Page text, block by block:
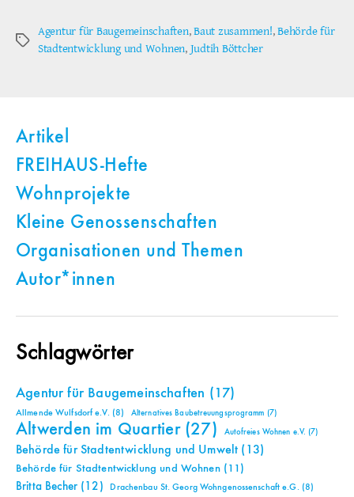
Schlagwörter
Agentur für Baugemeinschaften,Baut zusammen!,Behörde für
Stadtentwicklung und Wohnen, Judtih Böttcher
Artikel
FREIHAUS-Hefte
Wohnprojekte
Kleine Genossenschaften
Organisationen und Themen
Autor*innen
Schlagwörter
Agentur für Baugemeinschaften (17)
Allmende Wulfsdorf e.V. (8) Alternatives Baubetreuungsprogramm (7)
Altwerden im Quartier(27) Autofreies Wohnen e.V. (7)
Behörde für Stadtentwicklung und Umwelt (13)
Behörde für Stadtentwicklung und Wohnen(11)
Britta Becher(12) Drachenbau St. Georg Wohngenossenschaft e.G. (8)